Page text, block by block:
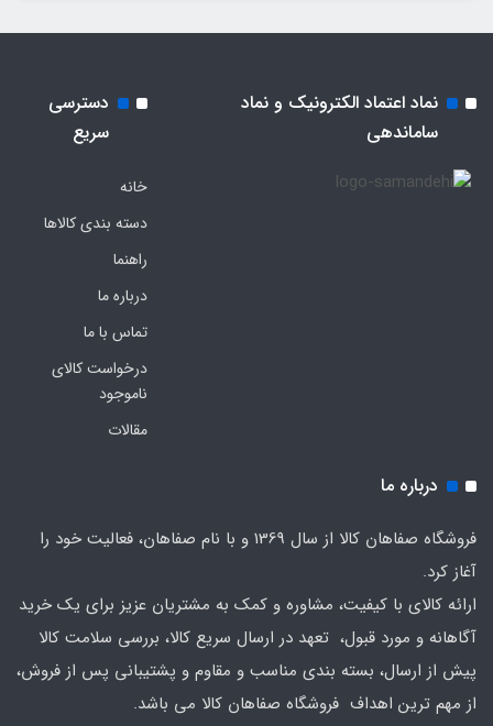
نماد اعتماد الکترونیک و نماد
ساماندهی
دسترسی
سریع
خانه
دسته بندی کالاها
راهنما
درباره ما
تماس با ما
درخواست کالای
ناموجود
مقالات
درباره ما
فروشگاه صفاهان کالا از سال 1369 و با نام صفاهان، فعالیت خود را
آغاز کرد.
ارائه کالای با کیفیت، مشاوره و کمک به مشتریان عزیز برای یک خرید
آگاهانه و مورد قبول، تعهد در ارسال سریع کالا، بررسی سلامت کالا
پیش از ارسال، بسته بندی مناسب و مقاوم و پشتیبانی پس از فروش،
از مهم ترین اهداف فروشگاه صفاهان کالا می باشد.